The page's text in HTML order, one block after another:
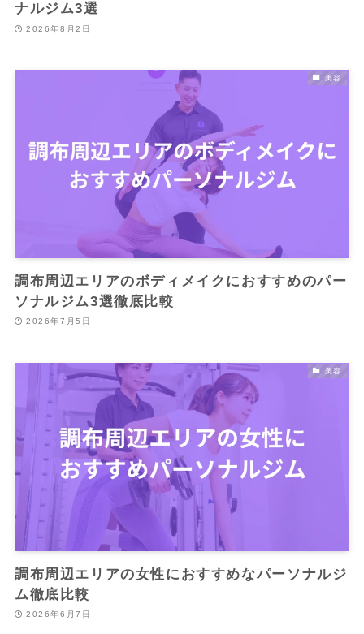
ナルジム3選
2026年8月2日
美容
調布周辺エリアのボディメイクにおすすめのパー
ソナルジム3選徹底比較
2026年7月5日
美容
調布周辺エリアの女性におすすめなパーソナルジ
ム徹底比較
2026年6月7日